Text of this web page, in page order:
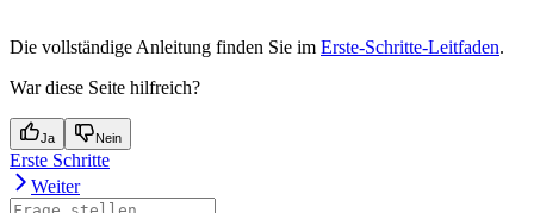
Die vollständige Anleitung finden Sie im Erste-Schritte-Leitfaden.
War diese Seite hilfreich?
Ja Nein
Erste Schritte
Weiter